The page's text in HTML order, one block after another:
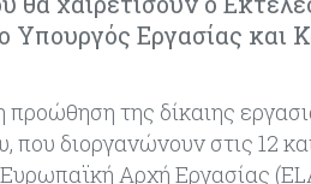
Υπουργός Εργασίας
της δίκαιης
που διοργανώνουν στις 12
Αρχή Εργασίας